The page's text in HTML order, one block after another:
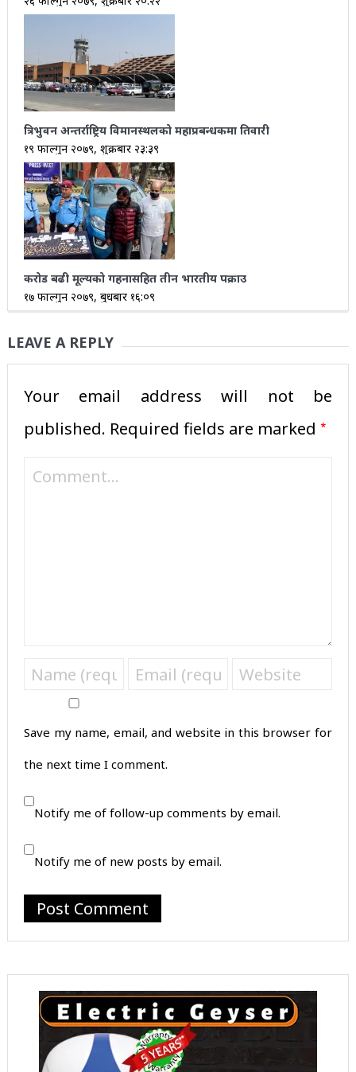
त्रिभुवन अन्तर्राष्ट्रिय विमानस्थलको महाप्रबन्धकमा तिवारी
१९ फाल्गुन २०७९, शुक्रबार २३:३९
करोड बढी मूल्यको गहनासहित तीन भारतीय पक्राउ
१७ फाल्गुन २०७९, बुधबार १६:०९
LEAVE A REPLY
Your email address will not be
published. Required fields are marked *
Save my name, email, and website in this browser for
the next time I comment.
Notify me of follow-up comments by email.
Notify me of new posts by email.